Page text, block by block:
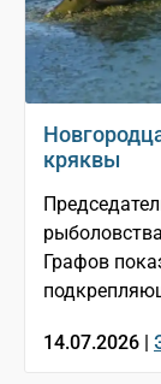
кряквы
Графов
14.07.2026 |